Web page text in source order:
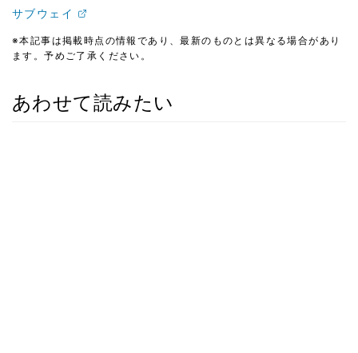
サブウェイ
※本記事は掲載時点の情報であり、最新のものとは異なる場合があり
ます。予めご了承ください。
あわせて読みたい